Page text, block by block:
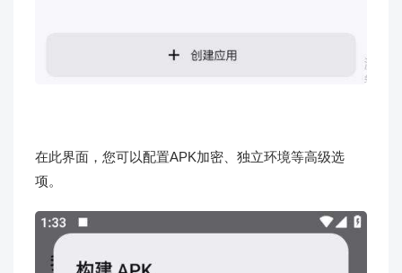
在此界面，您可以配置APK加密、独立环境等高级选
项。